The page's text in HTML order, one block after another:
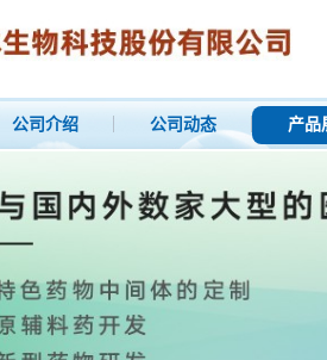
公司介绍 公司动态 产品